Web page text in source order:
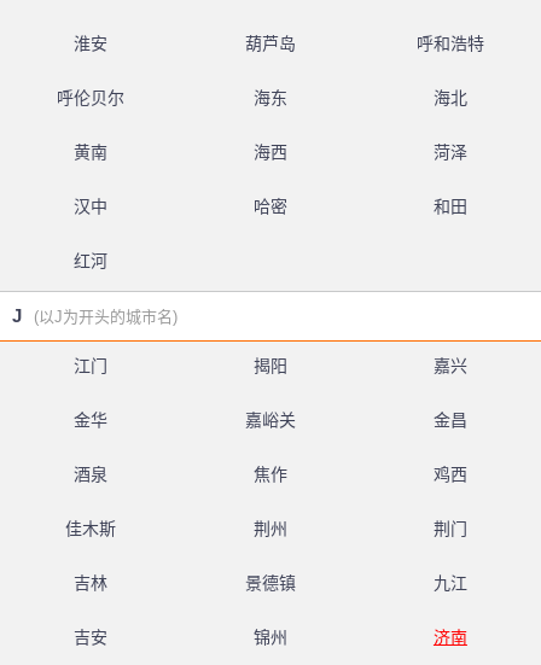
淮安 葫芦岛 呼和浩特
呼伦贝尔 海东 海北
黄南 海西 菏泽
汉中 哈密 和田
红河
J (以J为开头的城市名)
江门 揭阳 嘉兴
金华 嘉峪关 金昌
酒泉 焦作 鸡西
佳木斯 荆州 荆门
吉林 景德镇 九江
吉安 锦州 济南